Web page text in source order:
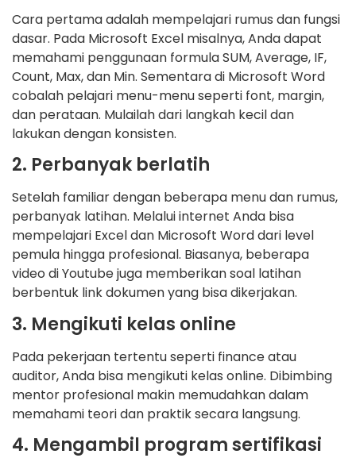
Cara pertama adalah mempelajari rumus dan fungsi
dasar. Pada Microsoft Excel misalnya, Anda dapat
memahami penggunaan formula SUM, Average, IF,
Count, Max, dan Min. Sementara di Microsoft Word
cobalah pelajari menu-menu seperti font, margin,
dan perataan. Mulailah dari langkah kecil dan
lakukan dengan konsisten.
2. Perbanyak berlatih
Setelah familiar dengan beberapa menu dan rumus,
perbanyak latihan. Melalui internet Anda bisa
mempelajari Excel dan Microsoft Word dari level
pemula hingga profesional. Biasanya, beberapa
video di Youtube juga memberikan soal latihan
berbentuk link dokumen yang bisa dikerjakan.
3. Mengikuti kelas online
Pada pekerjaan tertentu seperti finance atau
auditor, Anda bisa mengikuti kelas online. Dibimbing
mentor profesional makin memudahkan dalam
memahami teori dan praktik secara langsung.
4. Mengambil program sertifikasi